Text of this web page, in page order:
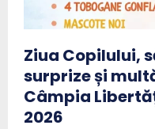
Ziua Copilului,
surprize și
Câmpia
2026